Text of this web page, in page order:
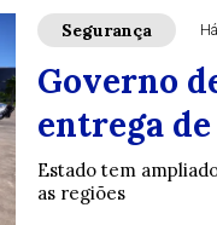
Segurança
Governo
entrega
Estado tem
as regiões